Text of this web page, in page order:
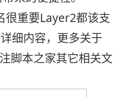
很重要Layer2都该支
细内容，更多关于
脚本之家其它相关文